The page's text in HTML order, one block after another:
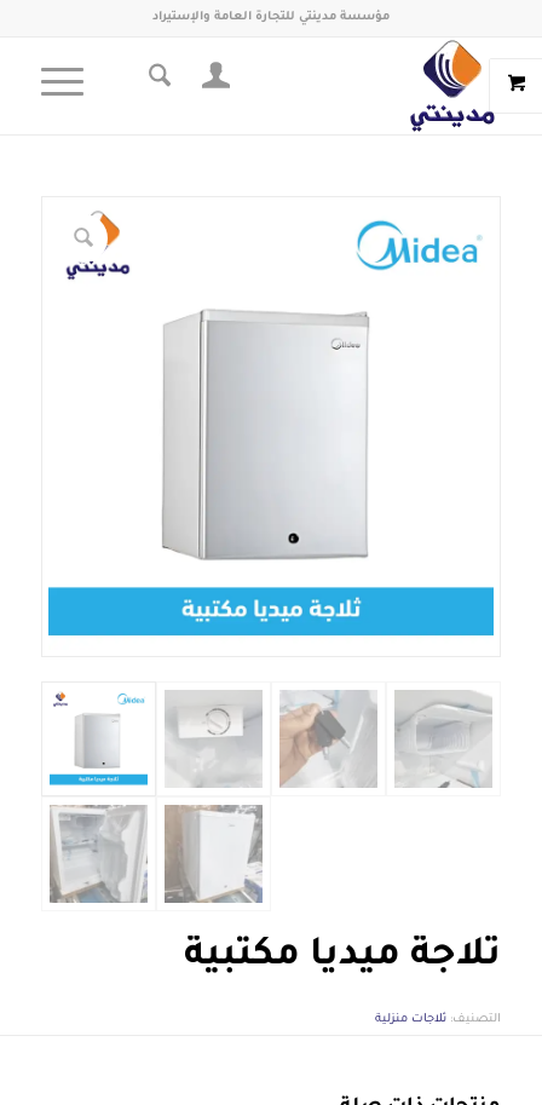
مؤسسة مدينتي للتجارة العامة والإستيراد
ثلاجة ميديا مكتبية
التصنيف: ثلاجات منزلية